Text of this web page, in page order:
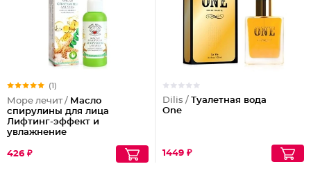
(1)
Море лечит / Масло
спирулины для лица
Лифтинг-эффект и
увлажнение
426 ₽
Dilis / Туалетная вода
One
1449 ₽